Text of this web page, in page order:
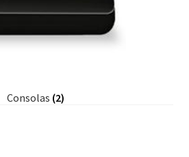
Consolas (2)